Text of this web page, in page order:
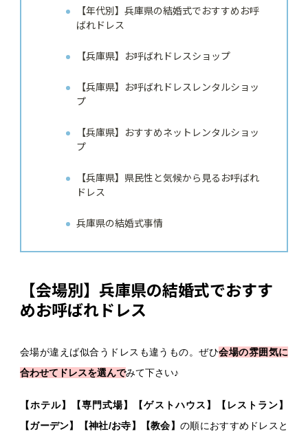
【年代別】兵庫県の結婚式でおすすめお呼
ばれドレス
【兵庫県】お呼ばれドレスショップ
【兵庫県】お呼ばれドレスレンタルショッ
プ
【兵庫県】おすすめネットレンタルショッ
プ
【兵庫県】県民性と気候から見るお呼ばれ
ドレス
兵庫県の結婚式事情
【会場別】兵庫県の結婚式でおすす
めお呼ばれドレス
会場が違えば似合うドレスも違うもの。ぜひ会場の雰囲気に
合わせてドレスを選んでみて下さい♪
【ホテル】【専門式場】【ゲストハウス】【レストラン】
【ガーデン】【神社/お寺】【教会】の順におすすめドレスと